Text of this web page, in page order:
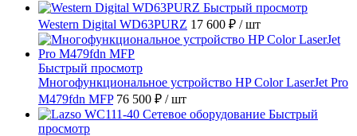
Быстрый просмотр
Western Digital WD63PURZ 17 600 ₽ / шт
Быстрый просмотр
Многофункциональное устройство HP Color LaserJet Pro
M479fdn MFP 76 500 ₽ / шт
Быстрый
просмотр